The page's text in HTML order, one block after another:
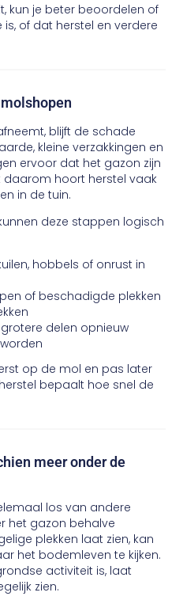
kun je beter beoordelen of
of dat herstel en verdere
blijft de schade
kleine verzakkingen en
ervoor dat het gazon zijn
daarom hoort herstel vaak
in de tuin.
deze stappen logisch
hobbels of onrust in
of beschadigde plekken
delen opnieuw
op de mol en pas later
bepaalt hoe snel de
meer onder de
los van andere
het gazon behalve
plekken laat zien, kan
het bodemleven te kijken.
activiteit is, laat
zien.